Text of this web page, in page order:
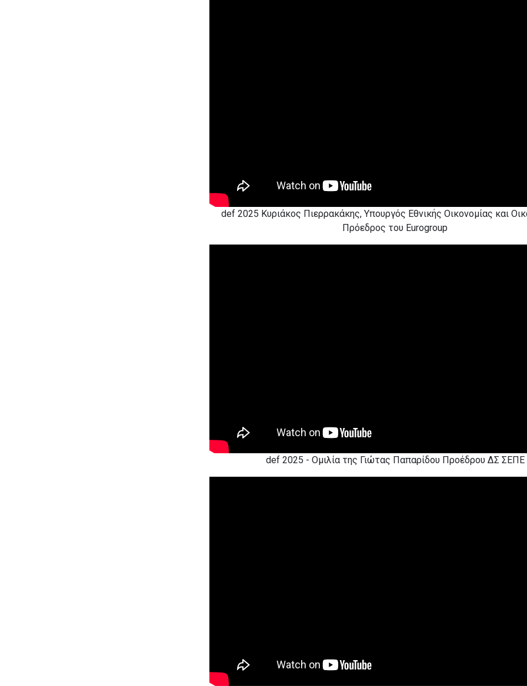
def 2025 Κυριάκος Πιερρακάκης, Υπουργός Εθνικής Οικονομίας και
Πρόεδρος του Eurogroup
def 2025 - Ομιλία της Γιώτας Παπαρίδου Προέδρου ΔΣ ΣΕΠΕ